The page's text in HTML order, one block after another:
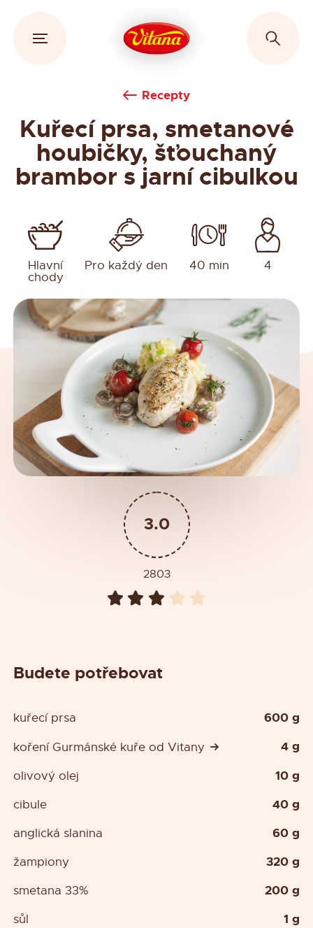
Recepty
Kuřecí prsa, smetanové
houbičky, šťouchaný
brambor s jarní cibulkou
Hlavní
chody
Pro každý den 40 min 4
3.0
2803
Budete potřebovat
kuřecí prsa 600 g
koření Gurmánské kuře od Vitany 4 g
olivový olej 10 g
cibule 40 g
anglická slanina 60 g
žampiony 320 g
smetana 33% 200 g
sůl 1 g